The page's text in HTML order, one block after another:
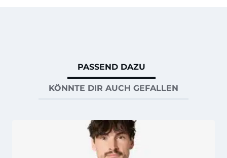
PASSEND DAZU
KÖNNTE DIR AUCH GEFALLEN